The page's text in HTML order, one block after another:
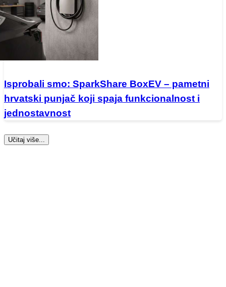
Isprobali smo: SparkShare BoxEV – pametni
hrvatski punjač koji spaja funkcionalnost i
jednostavnost
Učitaj više...